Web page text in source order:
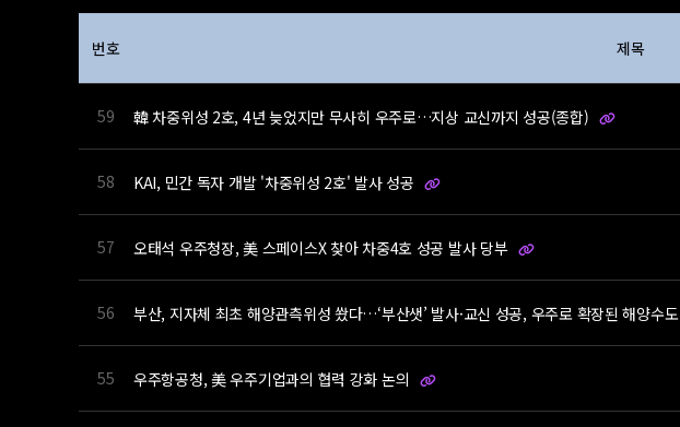
번호 제목
59 韓 차중위성 2호, 4년 늦었지만 무사히 우주로…지상 교신까지 성공(종합)
58 KAI, 민간 독자 개발 '차중위성 2호' 발사 성공
57 오태석 우주청장, 美 스페이스X 찾아 차중4호 성공 발사 당부
56 부산, 지자체 최초 해양관측위성 쐈다…‘부산샛’ 발사·교신 성공, 우주로 확장된 해양수도
55 우주항공청, 美 우주기업과의 협력 강화 논의